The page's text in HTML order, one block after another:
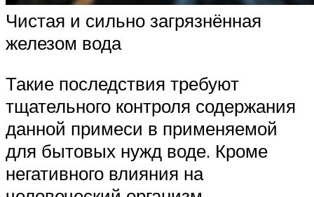
Чистая и сильно загрязнённая
железом вода
Такие последствия требуют
тщательного контроля содержания
данной примеси в применяемой
для бытовых нужд воде. Кроме
негативного влияния на